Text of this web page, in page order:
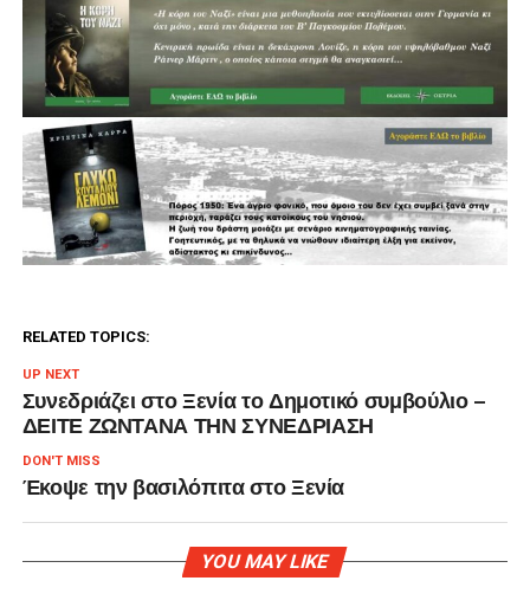
RELATED TOPICS:
UP NEXT
Συνεδριάζει στο Ξενία το Δημοτικό συμβούλιο –
ΔΕΙΤΕ ΖΩΝΤΑΝΑ ΤΗΝ ΣΥΝΕΔΡΙΑΣΗ
DON'T MISS
Έκοψε την βασιλόπιτα στο Ξενία
YOU MAY LIKE